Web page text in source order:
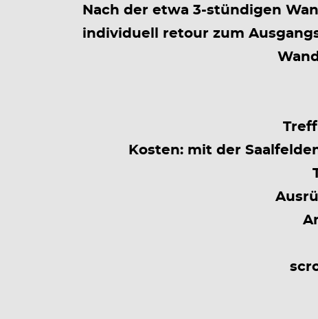
Nach der etwa 3-stündigen
individuell retour zum
Kosten: mit der